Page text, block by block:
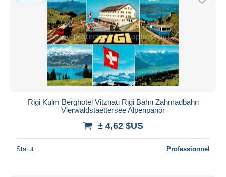
Rigi Kulm Berghotel Vitznau Rigi Bahn Zahnradbahn
Vierwaldstaettersee Alpenpanor
± 4,62 $US
Statut Professionnel